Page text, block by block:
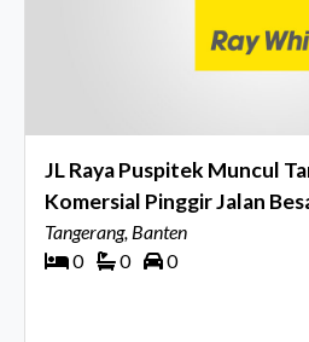
JL Raya Puspitek Muncul
Komersial Pinggir Jalan
Tangerang, Banten
0
0 0